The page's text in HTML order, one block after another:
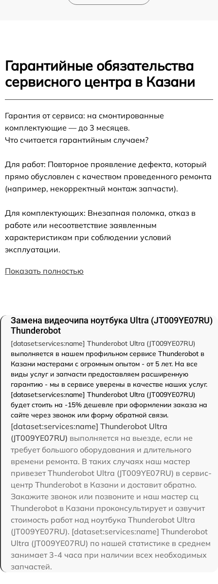
Гарантийные обязательства
сервисного центра в Казани
Гарантия от сервиса: на смонтированные
комплектующие — до 3 месяцев.
Что считается гарантийным случаем?
Для работ: Повторное проявление дефекта, который
прямо обусловлен с качеством проведенного ремонта
(например, некорректный монтаж запчасти).
Для комплектующих: Внезапная поломка, отказ в
работе или несоответствие заявленным
характеристикам при соблюдении условий
эксплуатации.
Показать полностью
Замена видеочипа ноутбука Ultra (JT009YE07RU)
Thunderobot
[dataset:services:name] Thunderobot Ultra (JT009YE07RU)
выполняется в нашем профильном сервисе Thunderobot в
Казани мастерами с огромным опытом - от 5 лет. На все
виды услуг и запчасти предоставляем расширенную
гарантию - мы в сервисе уверены в качестве наших услуг.
[dataset:services:name] Thunderobot Ultra (JT009YE07RU)
будет стоить на -15% дешевле при оформлении заказа на
сайте через звонок или форму обратной связи.
[dataset:services:name] Thunderobot Ultra
(JT009YE07RU) выполняется на выезде, если не
требует большого оборудования и длительного
времени ремонта. В таких случаях наш мастер
привезет Thunderobot Ultra (JT009YE07RU) в сервис-
центр Thunderobot в Казани и доставит обратно.
Закажите звонок или позвоните и наш мастер сц
Thunderobot в Казани проконсультирует и озвучит
стоимость работ над ноутбука Thunderobot Ultra
(JT009YE07RU). [dataset:services:name] Thunderobot
Ultra (JT009YE07RU) по нашей статистике в среднем
занимает 3-4 часа при наличии всех необходимых
запчастей.